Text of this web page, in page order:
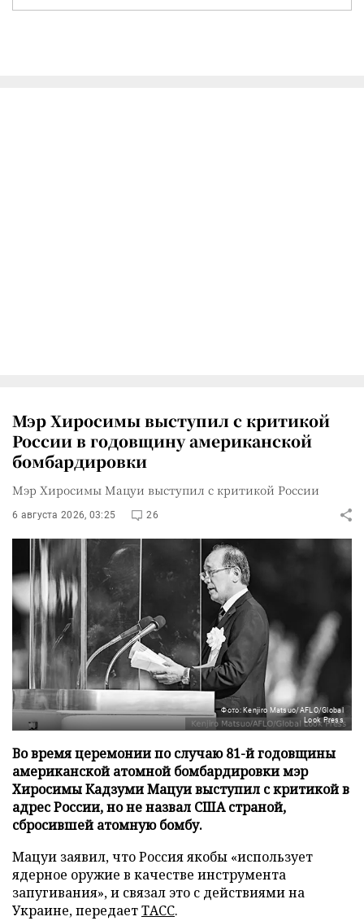
Мэр Хиросимы выступил с критикой
России в годовщину американской
бомбардировки
Мэр Хиросимы Мацуи выступил с критикой России
6 августа 2026, 03:25 26
Фото: Kenjiro Matsuo/AFLO/Global
Look Press
Во время церемонии по случаю 81-й годовщины
американской атомной бомбардировки мэр
Хиросимы Кадзуми Мацуи выступил с критикой в
адрес России, но не назвал США страной,
сбросившей атомную бомбу.
Мацуи заявил, что Россия якобы «использует
ядерное оружие в качестве инструмента
запугивания», и связал это с действиями на
Украине, передаетТАСС.